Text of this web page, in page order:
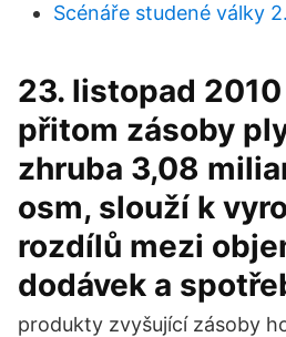
Scénáře studené války
23. listopad
přitom zásoby
zhruba 3,08
osm, slouží k
rozdílů mezi
dodávek a
produkty zvyšující zásoby